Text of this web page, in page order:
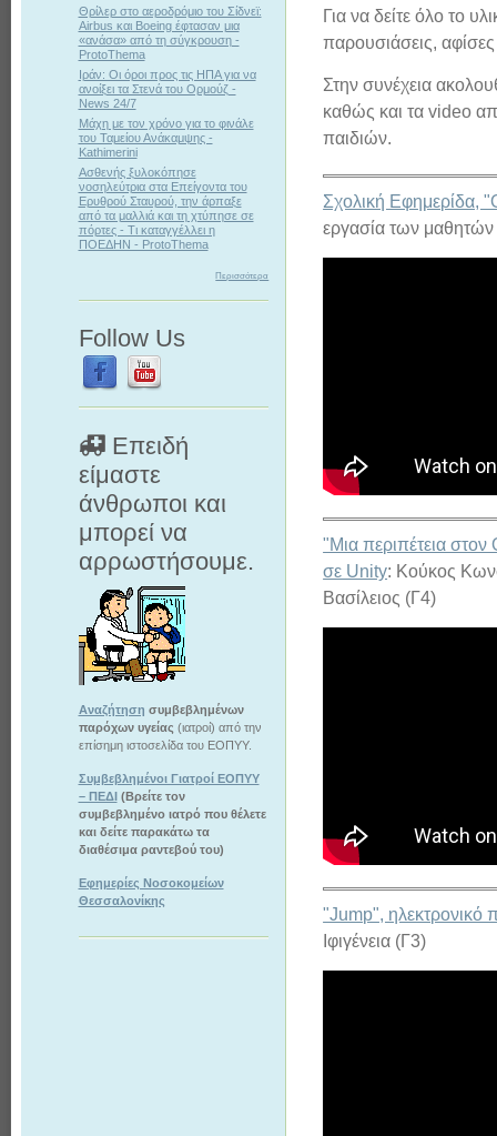
Θρίλερ στο αεροδρόμιο του Σίδνεϊ:
Airbus και Boeing έφτασαν μια
«ανάσα» από τη σύγκρουση -
ProtoThema
Ιράν: Οι όροι προς τις ΗΠΑ για να
ανοίξει τα Στενά του Ορμούζ -
News 24/7
Μάχη με τον χρόνο για το φινάλε
του Ταμείου Ανάκαμψης -
Kathimerini
Ασθενής ξυλοκόπησε
νοσηλεύτρια στα Επείγοντα του
Ερυθρού Σταυρού, την άρπαξε
από τα μαλλιά και τη χτύπησε σε
πόρτες - Τι καταγγέλλει η
ΠΟΕΔΗΝ - ProtoThema
Περισσότερα
Follow Us
Επειδή
είμαστε
άνθρωποι και
μπορεί να
αρρωστήσουμε.
Αναζήτηση συμβεβλημένων
παρόχων υγείας (ιατροί) από την
επίσημη ιστοσελίδα του ΕΟΠΥΥ.
Συμβεβλημένοι Γιατροί ΕΟΠΥΥ
– ΠΕΔΙ(Βρείτε τον
συμβεβλημένο ιατρό που θέλετε
και δείτε παρακάτω τα
διαθέσιμα ραντεβού του)
Εφημερίες Νοσοκομείων
Θεσσαλονίκης
Για να δείτε όλο το
παρουσιάσεις,
Στην συνέχεια
καθώς και τα video
παιδιών.
Σχολική Εφημερίδα,
εργασία των μαθητών
"Μια περιπέτεια στον
σε Unity: Κούκος
Βασίλειος (Γ4)
"Jump", ηλεκτρονικό
Ιφιγένεια (Γ3)